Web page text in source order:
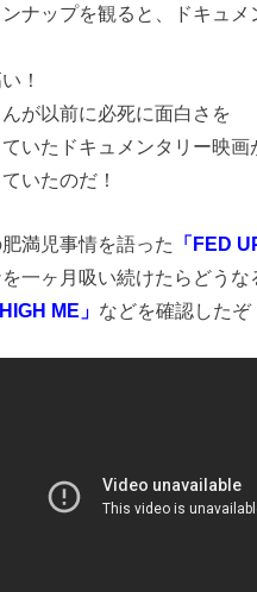
ナップを観ると、ドキュメ
！
が以前に必死に面白さを
いたドキュメンタリー映画
いたのだ！
満児事情を語った 「FED
一ヶ月吸い続けたらどうな
ME」 などを確認したぞ